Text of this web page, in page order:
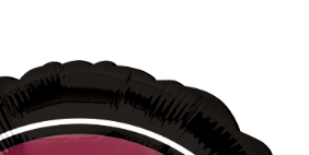
rond
couleurs
l'école